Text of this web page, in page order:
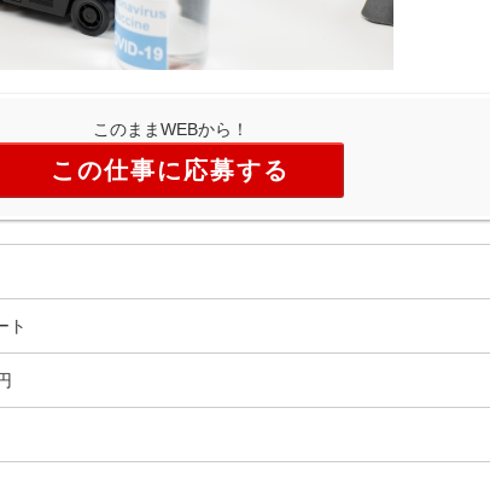
このままWEBから！
この仕事に応募する
ト